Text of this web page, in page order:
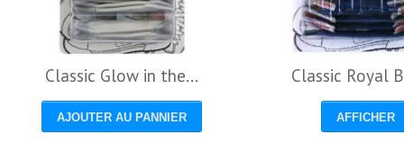
Classic Glow in the...
AJOUTER AU PANNIER
Classic Royal
AFFICHER